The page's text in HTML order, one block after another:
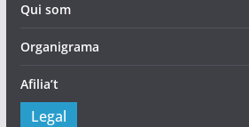
Qui som
Organigrama
Afilia’t
Legal